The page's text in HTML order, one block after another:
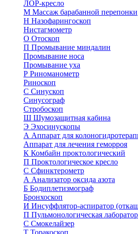
ЛОР-кресло
М Массаж барабанной перепонки
Н Назофарингоскоп
Нистагмометр
О Отоскоп
П Промывание миндалин
Промывание носа
Промывание уха
Р Риноманометр
Риноскоп
С Синускоп
Синусограф
Стробоскоп
Ш Шумозащитная кабина
Э Эхосинускопы
А Аппарат для
Аппарат для лечения геморроя
К Комбайн проктологический
П Проктологическое кресло
С Сфинктерометр
А Анализатор оксида азота
Б Бодиплетизмограф
Бронхоскоп
И Инсуффлятор-аспиратор
П Пульмонологическая
С Смокелайзер
Т Торакоскоп